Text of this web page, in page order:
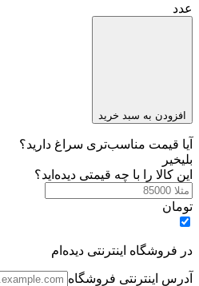
عدد
افزودن به سبد خرید
آیا قیمت مناسب‌تری سراغ دارید؟
بلیخیر
این کالا را با چه قیمتی دیده‌اید؟
تومان
در فروشگاه اینترنتی دیده‌ام
آدرس اینترنتی فروشگاه